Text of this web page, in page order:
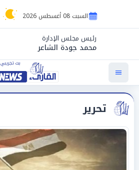
السبت 08 أغسطس 2026
رئيس مجلس الإدارة
محمد جودة الشاعر
تحرير